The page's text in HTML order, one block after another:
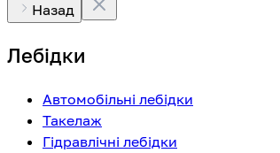
Назад
Лебідки
Автомобільні лебідки
Такелаж
Гідравлічні лебідки